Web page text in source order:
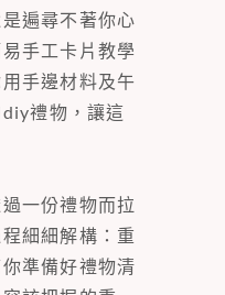
遍尋不著你心
手工卡片教學
手邊材料及午
禮物，讓這
一份禮物而拉
細細解構：重
準備好禮物清